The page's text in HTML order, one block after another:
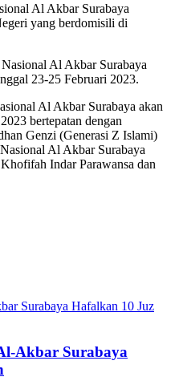
Al Akbar Surabaya
yang berdomisili di
Al Akbar Surabaya
23-25 Februari 2023.
Al Akbar Surabaya akan
bertepatan dengan
Genzi (Generasi Z Islami)
Al Akbar Surabaya
Indar Parawansa dan
Akbar Surabaya